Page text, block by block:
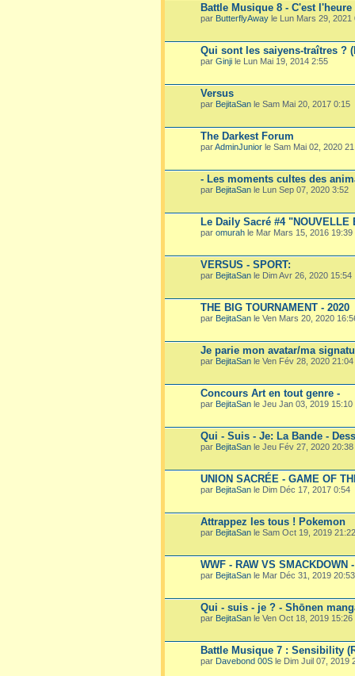
Battle Musique 8 - C'est
par ButterflyAway le Lun Mars 29, 2021
Qui sont les saiyens-traîtres ?
par Ginji le Lun Mai 19, 2014 2:55
Versus
par BejitaSan le Sam Mai 20, 2017 0:15
The Darkest Forum
parAdminJunior le Sam Mai 02, 2020
- Les moments cultes des
par BejitaSan le Lun Sep 07, 2020 3:52
Le Daily Sacré #4 "NOUVELLE
par omurah le Mar Mars 15, 2016 19:39
VERSUS - SPORT:
par BejitaSan le Dim Avr 26, 2020 15:54
THE BIG TOURNAMENT - 2020
par BejitaSan le Ven Mars 20, 2020
Je parie mon avatar/ma
par BejitaSan le Ven Fév 28, 2020 21:04
Concours Art en tout genre -
par BejitaSan le Jeu Jan 03, 2019 15:10
Qui - Suis - Je: La Bande -
par BejitaSan le Jeu Fév 27, 2020 20:38
UNION SACRÉE - GAME OF
par BejitaSan le Dim Déc 17, 2017 0:54
Attrappez les tous ! Pokemon
par BejitaSan le Sam Oct 19, 2019 21:22
WWF - RAW VS SMACKDOWN
par BejitaSan le Mar Déc 31, 2019 20:53
Qui - suis - je ? - Shōnen
par BejitaSan le Ven Oct 18, 2019 15:26
Battle Musique 7 : Sensibility
par Davebond 00S le Dim Juil 07, 2019